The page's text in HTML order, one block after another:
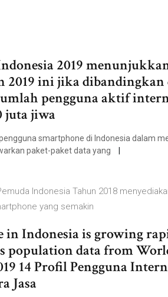
2019
2019 ini jika dibandingkan
pengguna aktif
juta jiwa
smartphone di Indonesia dalam
paket-paket data yang
Indonesia Tahun 2018
yang semakin
in Indonesia is growing
population data from
14 Profil Pengguna
Jasa